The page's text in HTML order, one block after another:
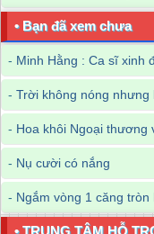
• Bạn đã xem chưa
- Minh Hằng : Ca sĩ xinh
- Trời không nóng
- Hoa khôi Ngoại
- Nụ cười có nắng
- Ngắm vòng 1 căng tròn
• TRUNG TÂM HỖ